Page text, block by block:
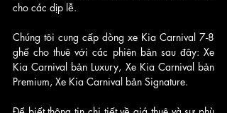
cho các dịp lễ.
Chúng tôi cung cấp dòng xe Kia Carnival 7-8
ghế cho thuê với các phiên bản sau đây: Xe
Kia Carnival bản Luxury, Xe Kia Carnival bản
Premium, Xe Kia Carnival bản Signature.